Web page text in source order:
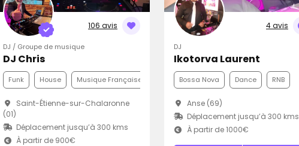
106 avis
DJ / Groupe de musique
DJ Chris
Funk House Musique Française
Saint-Étienne-sur-Chalaronne
(01)
Déplacement jusqu’à 300 kms
À partir de 900€
4 avis
DJ
Ikotorva Laurent
Bossa Nova Dance RNB
Anse (69)
Déplacement jusqu’à 300 kms
À partir de 1000€